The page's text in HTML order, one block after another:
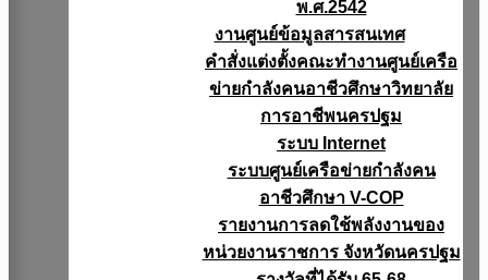
พ.ศ.2542
งานศูนย์ข้อมูลสารสนเทศ
คำสั่งแต่งตั้งคณะทำงานศูนย์เครือ
ข่ายกำลังคนอาชีวศึกษาวิทยาลัย
การอาชีพนครปฐม
ระบบ Internet
ระบบศูนย์เครือข่ายกำลังคน
อาชีวศึกษา V-COP
รายงานการลดใช้พลังงานของ
หน่วยงานราชการ จังหวัดนครปฐม